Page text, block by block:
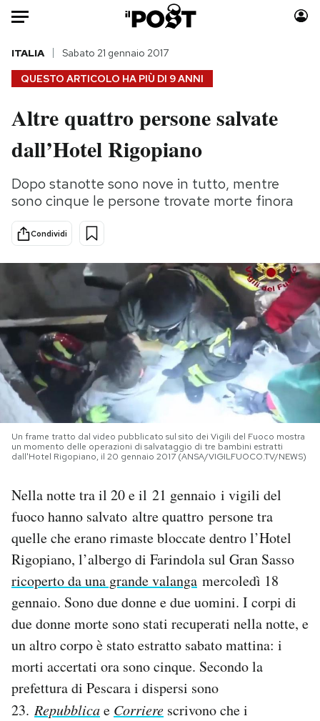
Auto
HOME
Italia
Politica
Tecnologia
Internet
Scienza
Cultura
Economia
Moda
Consumismi
Storie/Idee
Ok Boomer!
Altrecose
Mondiali calcio 2026
PODCAST
NEWSLETTER
I MIEI PREFERITI
SHOP
CALENDARIO
AREA PERSONALE
Newsletter
Notifiche mobile
Regala il Post
Hai bisogno di aiuto?
Esci
QUESTO ARTICOLO HA PIÙ DI 9 ANNI
ITALIA Sabato 21 gennaio 2017
Altre quattro persone salvate
dall’Hotel Rigopiano
Dopo stanotte sono nove in tutto, mentre
sono cinque le persone trovate morte finora
Condividi
Un frame tratto dal video pubblicato sul sito dei Vigili del Fuoco mostra
un momento delle operazioni di salvataggio di tre bambini estratti
dall'Hotel Rigopiano, il 20 gennaio 2017 (ANSA/VIGILFUOCO.TV/NEWS)
Nella notte tra il 20 e il 21 gennaio i vigili del
fuoco hanno salvato altre quattro persone tra
quelle che erano rimaste bloccate dentro l’Hotel
Rigopiano, l’albergo di Farindola sul Gran Sasso
ricoperto da una grande valanga mercoledì 18
gennaio. Sono due donne e due uomini. I corpi di
due donne morte sono stati recuperati nella notte, e
un altro corpo è stato estratto sabato mattina: i
morti accertati ora sono cinque. Secondo la
prefettura di Pescara i dispersi sono
23. Repubblicae Corriere scrivono che i